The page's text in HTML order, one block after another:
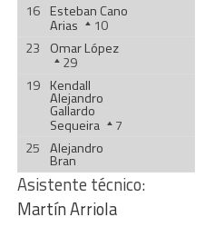
16 Esteban Cano
Arias
10
23 Omar López
29
19 Kendall
Alejandro
Gallardo
Sequeira
7
25 Alejandro
Bran
Asistente técnico:
Martín Arriola